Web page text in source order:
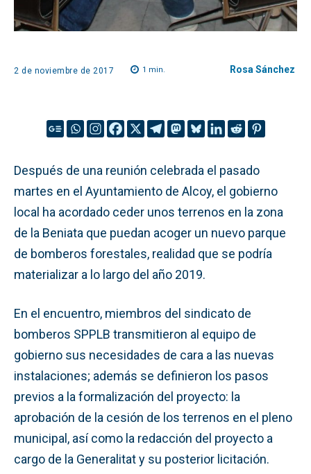
2 de noviembre de 2017 1 min. Rosa Sánchez
Después de una reunión celebrada el pasado
martes en el Ayuntamiento de Alcoy, el gobierno
local ha acordado ceder unos terrenos en la zona
de la Beniata que puedan acoger un nuevo parque
de bomberos forestales, realidad que se podría
materializar a lo largo del año 2019.
En el encuentro, miembros del sindicato de
bomberos SPPLB transmitieron al equipo de
gobierno sus necesidades de cara a las nuevas
instalaciones; además se definieron los pasos
previos a la formalización del proyecto: la
aprobación de la cesión de los terrenos en el pleno
municipal, así como la redacción del proyecto a
cargo de la Generalitat y su posterior licitación.